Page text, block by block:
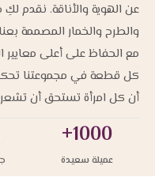
عن الهوية والأناقة. نقدم
والطرح والخمار المصممة
مع الحفاظ على أعلى معايير
كل قطعة في مجموعتنا تحكي
أن كل امرأة تستحق أن
1000+
عميلة سعيدة